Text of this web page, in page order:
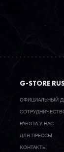
G-STORE
ОФИЦИАЛЬНЫЙ
РАБОТА У НАС
ДЛЯ ПРЕССЫ
КОНТАКТЫ